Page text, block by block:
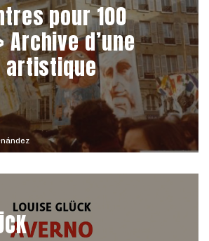
pour 100
d’une